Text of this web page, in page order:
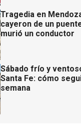
Tragedia en
cayeron de un
murió un conductor
Sábado frío y
Santa Fe: cómo
semana